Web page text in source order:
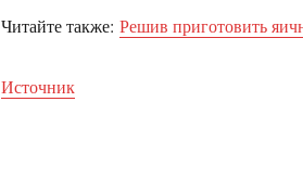
Читайте также: Решив приготовить
Источник